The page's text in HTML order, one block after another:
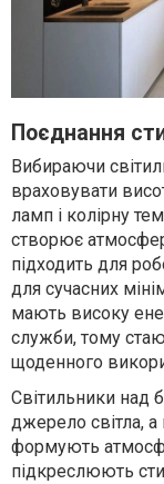
Поєднання
Вибираючи
враховувати
ламп і колірну
створює
підходить для
для сучасних
мають високу
служби, тому
щоденного
Світильники над
джерело світла,
формують
підкреслюють